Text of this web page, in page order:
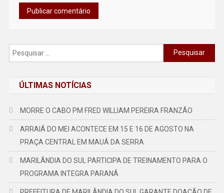
Pesquisar
por:
ÚLTIMAS NOTÍCIAS
MORRE O CABO PM FRED WILLIAM PEREIRA FRANZÃO
ARRAIÁ DO MEI ACONTECE EM 15 E 16 DE AGOSTO NA
PRAÇA CENTRAL EM MAUÁ DA SERRA
MARILÂNDIA DO SUL PARTICIPA DE TREINAMENTO PARA O
PROGRAMA INTEGRA PARANÁ